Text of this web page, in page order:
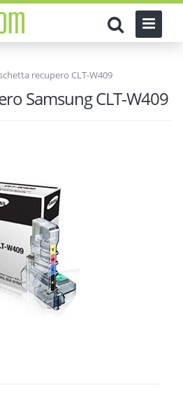
recupero CLT-W409
Samsung CLT-W409